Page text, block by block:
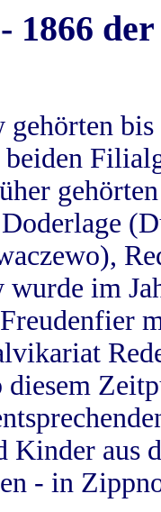
1866
im
Kinder aus
- in